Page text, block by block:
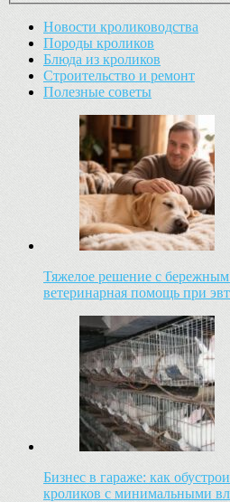
Новости кролиководства
Породы кроликов
Блюда из кроликов
Строительство и ремонт
Полезные советы
Тяжелое решение с
ветеринарная помощь при
Бизнес в гараже: как
кроликов с минимальными